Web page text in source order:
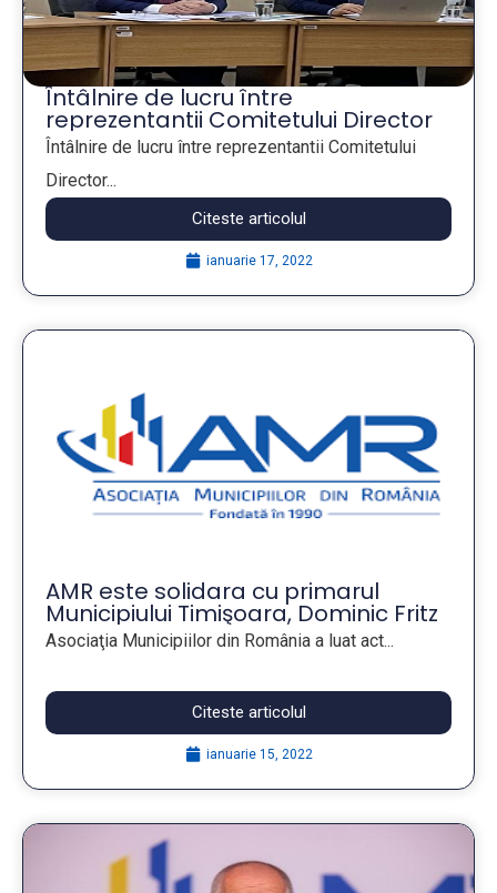
Întâlnire de lucru între
reprezentantii Comitetului Director
al AMR cu reprezentanți ai
Ministerului Mediului, Apelor și
Pădurilor si ai Administratiei Fondului
pentru Mediu
Întâlnire de lucru între reprezentantii Comitetului
Director...
Citeste articolul
ianuarie 17, 2022
AMR este solidara cu primarul
Municipiului Timişoara, Dominic Fritz
si condamnă cu fermitate orice
acţiune destabilizatoare care
drept
Asociaţia Municipiilor din România a luat act...
Citeste articolul
ianuarie 15, 2022